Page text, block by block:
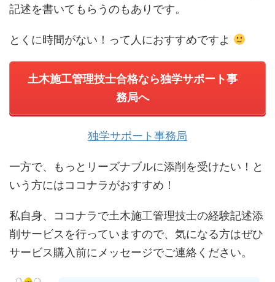
記述を書いてもらうのもありです。
とくに時間がない！って人におすすめですよ
土木施工管理技士合格なら独学サポート事
務局へ
独学サポート事務局
一方で、もっとリーズナブルに添削を受けたい！と
いう方にはココナラがおすすめ！
私自身、ココナラで土木施工管理技士の経験記述添
削サービスを行っていますので、気になる方はぜひ
サービス購入前にメッセージでご連絡ください。